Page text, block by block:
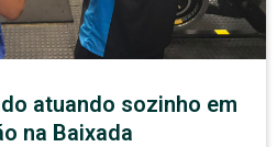
atuando sozinho em
na Baixada